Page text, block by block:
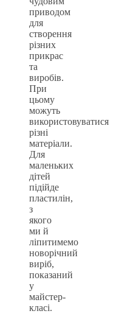
приводом
для
створення
різних
прикрас
та
виробів.
При
цьому
можуть
використовуватися
різні
матеріали.
Для
маленьких
дітей
підійде
пластилін,
з
якого
ми й
ліпитимемо
новорічний
виріб,
показаний
у
майстер-
класі.